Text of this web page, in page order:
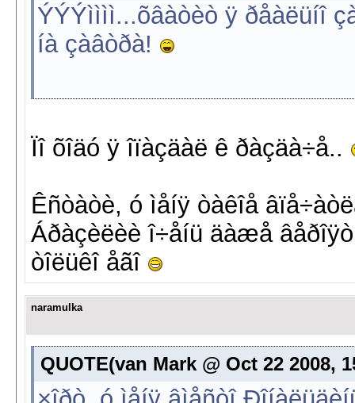
ÝÝÝìììì...õâàòèò ÿ ðåàëüíî
íà çàâòðà!
Ïî õîäó ÿ îïàçäàë ê ðàçäà÷å..
Êñòàòè, ó ìåíÿ òàêîå
Áðàçèëèè î÷åíü äàæå
òîëüêî åãî
naramulka
QUOTE(van Mark @ Oct 22 2008,